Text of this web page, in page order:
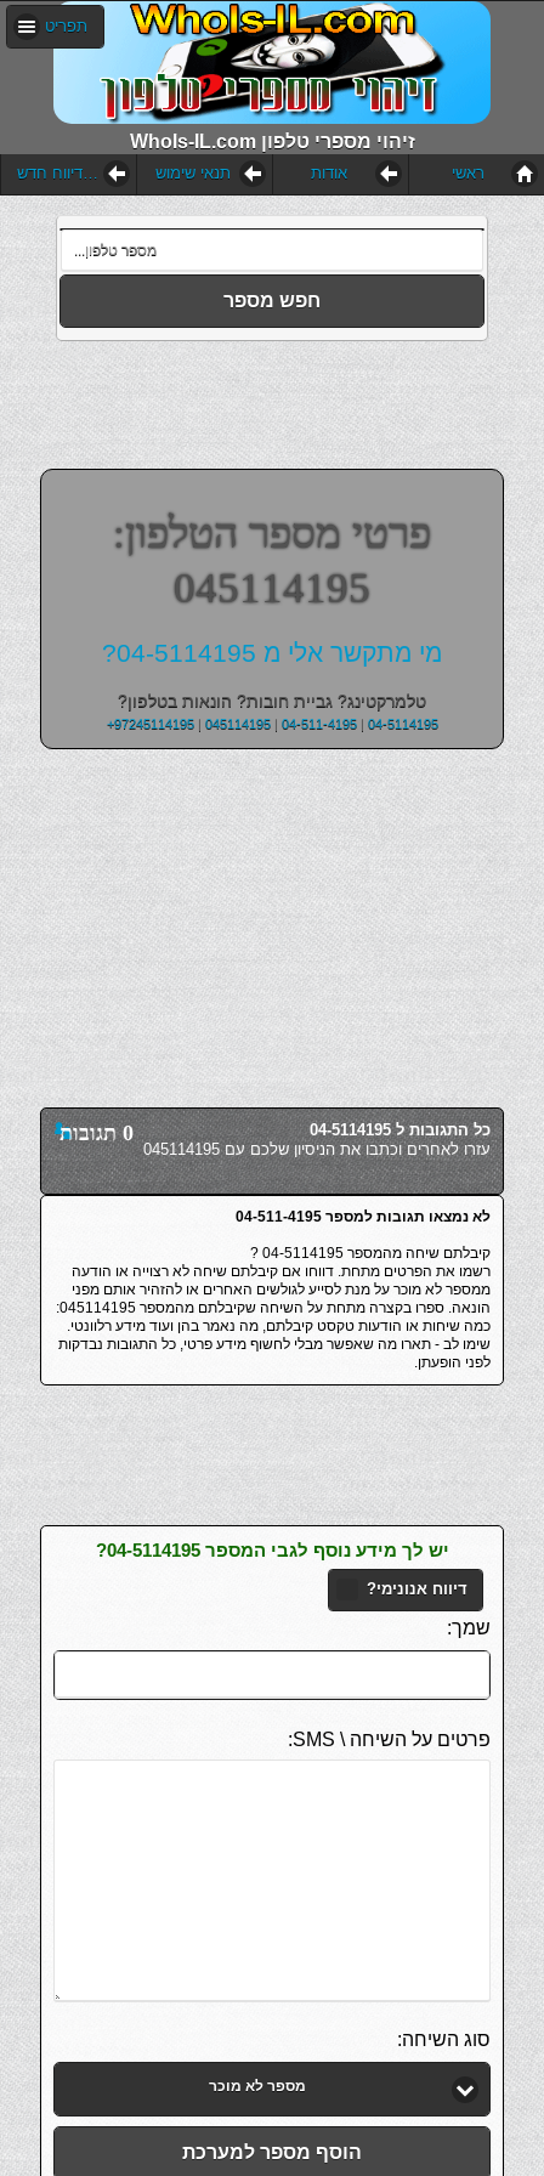
WhoIs-IL.com זיהוי מספרי טלפון
תפריט
הוסף דיווח חדש תנאי שימוש אודות ראשי
חפש מספר
פרטי מספר הטלפון:
045114195
מי מתקשר אלי מ 04-5114195?
טלמרקטינג? גביית חובות? הונאות בטלפון?
+97245114195| 045114195| 04-511-4195| 04-5114195
0 תגובות
כל התגובות ל 04-5114195
עזרו לאחרים וכתבו את הניסיון שלכם עם 045114195
לא נמצאו תגובות למספר 04-511-4195
קיבלתם שיחה מהמספר 04-5114195 ?
רשמו את הפרטים מתחת. דווחו אם קיבלתם שיחה לא רצוייה או הודעה
ממספר לא מוכר על מנת לסייע לגולשים האחרים או להזהיר אותם מפני
הונאה. ספרו בקצרה מתחת על השיחה שקיבלתם מהמספר 045114195:
כמה שיחות או הודעות טקסט קיבלתם, מה נאמר בהן ועוד מידע רלוונטי.
שימו לב - תארו מה שאפשר מבלי לחשוף מידע פרטי, כל התגובות נבדקות
לפני הופעתן.
יש לך מידע נוסף לגבי המספר 04-5114195?
דיווח אנונימי?
שמך:
פרטים על השיחה \ SMS:
סוג השיחה:
מספר לא מוכר
הוסף מספר למערכת